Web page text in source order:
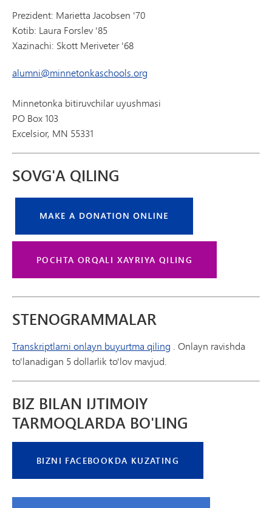
Prezident: Marietta Jacobsen '70
Kotib: Laura Forslev '85
Xazinachi: Skott Meriveter '68
alumni@minnetonkaschools.org
Minnetonka bitiruvchilar uyushmasi
PO Box 103
Excelsior, MN 55331
SOVG'A QILING
POCHTA ORQALI XAYRIYA QILING
STENOGRAMMALAR
Transkriptlarni onlayn buyurtma qiling . Onlayn ravishda
to'lanadigan 5 dollarlik to'lov mavjud.
BIZ BILAN IJTIMOIY
TARMOQLARDA BO'LING
BIZNI FACEBOOKDA KUZATING